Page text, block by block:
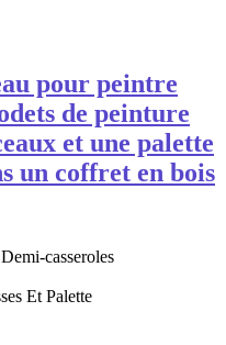
pour peintre
de peinture
et une palette
un coffret en bois
casseroles
Et Palette